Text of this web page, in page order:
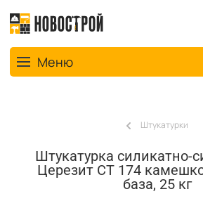
Toggle navigation
Меню
Штукатурки
Штукатурка силикатно-
Церезит СТ 174
база, 25 кг